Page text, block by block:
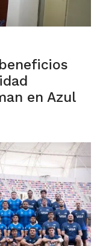
en Azul